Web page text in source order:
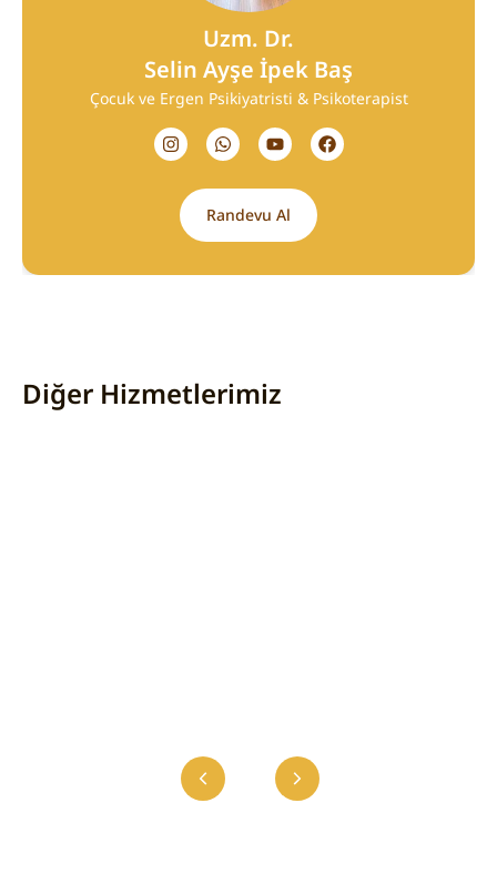
Uzm. Dr.
Selin Ayşe İpek Baş
Çocuk ve Ergen Psikiyatristi & Psikoterapist
Randevu Al
Diğer Hizmetlerimiz